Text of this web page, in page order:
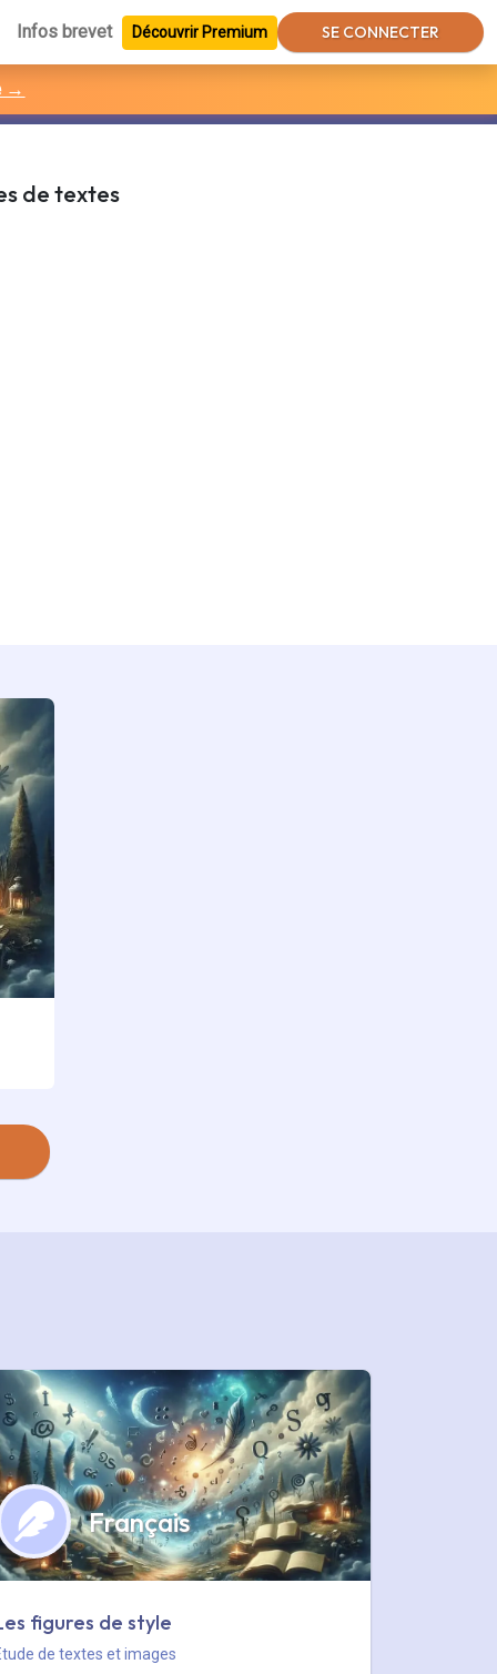
Infos brevet Découvrir Premium SE CONNECTER
→
de textes
Français
figures de style
de textes et images